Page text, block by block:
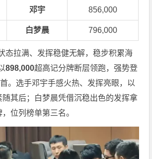
邓宇 856,000
白梦晨 796,000
态拉满、发挥稳健无解，稳步积累海
898,000超高记分牌断层领跑，强势登
。选手邓宇手感火热、发挥亮眼，以
其后；白梦晨凭借沉稳出色的发挥拿
位列榜单第三名。